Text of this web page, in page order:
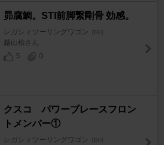
昴腐鯛。STI前脚繋剛骨 効感。
レガシィツーリングワゴン [BH]
越山桧さん
5
0
クスコ パワーブレースフロン
トメンバー①
レガシィツーリングワゴン [BH]